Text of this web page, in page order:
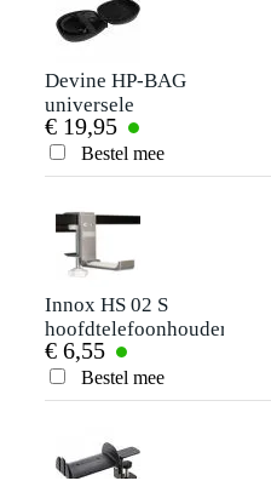
Verstuur
Devine HP-BAG
universele
hardcase voor
hoofdtelefoons
€ 19,95
Bestel mee
Innox HS 02 S
hoofdtelefoonhouder
€ 6,55
Bestel mee